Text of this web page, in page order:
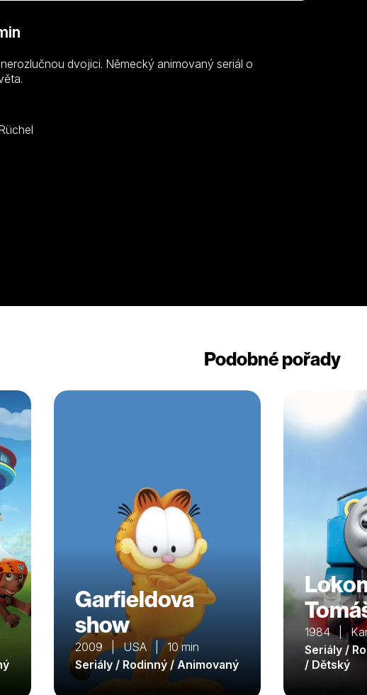
dvojici. Německý animovaný seriál o
Rüchel
Podobné pořady
Garfieldova
show
2009 | USA | 10 min
Seriály / Rodinný / Animovaný
1984 |
Seriály /
/ Dětský